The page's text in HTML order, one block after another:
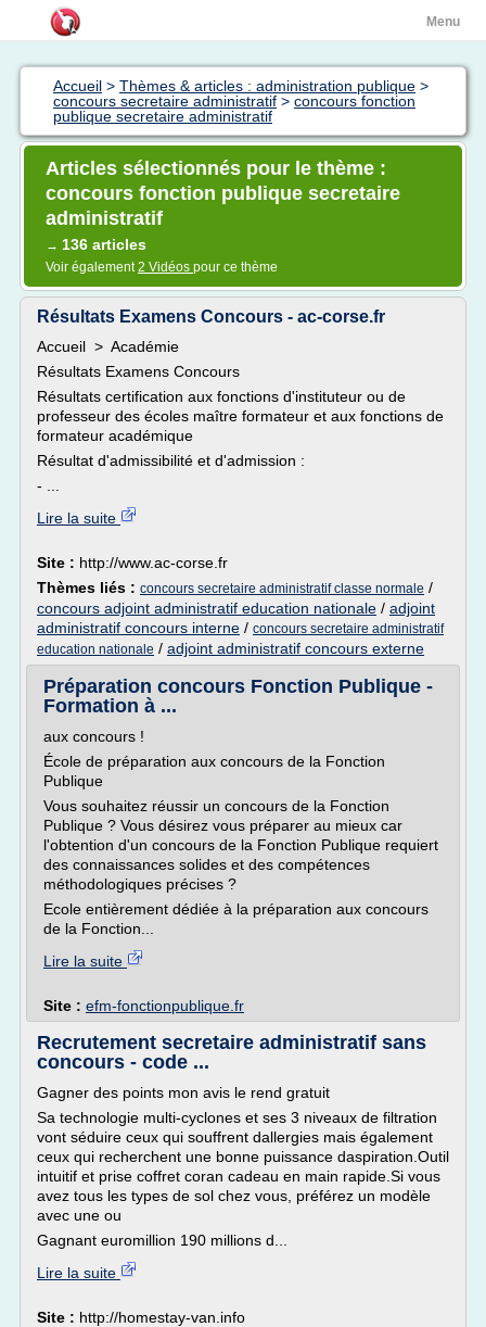
Menu
Accueil > Thèmes & articles : administration publique >
concours secretaire administratif > concours fonction
publique secretaire administratif
Articles sélectionnés pour le thème :
concours fonction publique secretaire
administratif
→ 136 articles
Voir également2 Vidéos pour ce thème
Résultats Examens Concours - ac-corse.fr
Accueil > Académie
Résultats Examens Concours
Résultats certification aux fonctions d'instituteur ou de
professeur des écoles maître formateur et aux fonctions de
formateur académique
Résultat d'admissibilité et d'admission :
- ...
Lire la suite
Site : http://www.ac-corse.fr
Thèmes liés : concours secretaire administratif classe normale /
concours adjoint administratif education nationale / adjoint
administratif concours interne / concours secretaire administratif
education nationale / adjoint administratif concours externe
Préparation concours Fonction Publique -
Formation à ...
aux concours !
École de préparation aux concours de la Fonction
Publique
Vous souhaitez réussir un concours de la Fonction
Publique ? Vous désirez vous préparer au mieux car
l'obtention d'un concours de la Fonction Publique requiert
des connaissances solides et des compétences
méthodologiques précises ?
Ecole entièrement dédiée à la préparation aux concours
de la Fonction...
Lire la suite
Site : efm-fonctionpublique.fr
Recrutement secretaire administratif sans
concours - code ...
Gagner des points mon avis le rend gratuit
Sa technologie multi-cyclones et ses 3 niveaux de filtration
vont séduire ceux qui souffrent dallergies mais également
ceux qui recherchent une bonne puissance daspiration.Outil
intuitif et prise coffret coran cadeau en main rapide.Si vous
avez tous les types de sol chez vous, préférez un modèle
avec une ou
Gagnant euromillion 190 millions d...
Lire la suite
Site : http://homestay-van.info